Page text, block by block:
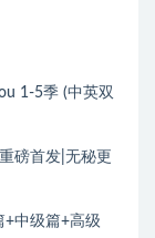
1-5季 (中英双
磅首发|无秘更
+中级篇+高级